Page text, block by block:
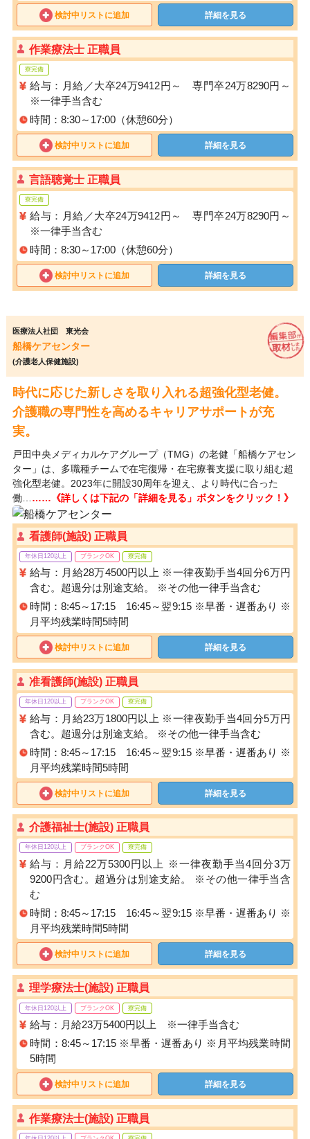
検討中リストに追加 詳細を見る
作業療法士 正職員
寮完備
給与：月給／大卒24万9412円～ 専門卒24万8290円～
※一律手当含む
時間：8:30～17:00（休憩60分）
検討中リストに追加 詳細を見る
言語聴覚士 正職員
寮完備
給与：月給／大卒24万9412円～ 専門卒24万8290円～
※一律手当含む
時間：8:30～17:00（休憩60分）
検討中リストに追加 詳細を見る
医療法人社団 東光会
船橋ケアセンター
(介護老人保健施設)
時代に応じた新しさを取り入れる超強化型老健。
介護職の専門性を高めるキャリアサポートが充
実。
戸田中央メディカルケアグループ（TMG）の老健「船橋ケアセン
ター」は、多職種チームで在宅復帰・在宅療養支援に取り組む超
強化型老健。2023年に開設30周年を迎え、より時代に合った
働… ……《詳しくは下記の「詳細を見る」ボタンをクリック！》
看護師(施設) 正職員
年休日120以上 ブランクOK 寮完備
給与：月給28万4500円以上 ※一律夜勤手当4回分6万円
含む。超過分は別途支給。 ※その他一律手当含む
時間：8:45～17:15 16:45～翌9:15 ※早番・遅番あり ※
月平均残業時間5時間
検討中リストに追加 詳細を見る
准看護師(施設) 正職員
年休日120以上 ブランクOK 寮完備
給与：月給23万1800円以上 ※一律夜勤手当4回分5万円
含む。超過分は別途支給。 ※その他一律手当含む
時間：8:45～17:15 16:45～翌9:15 ※早番・遅番あり ※
月平均残業時間5時間
検討中リストに追加 詳細を見る
介護福祉士(施設) 正職員
年休日120以上 ブランクOK 寮完備
給与：月給22万5300円以上 ※一律夜勤手当4回分3万
9200円含む。超過分は別途支給。 ※その他一律手当含
む
時間：8:45～17:15 16:45～翌9:15 ※早番・遅番あり ※
月平均残業時間5時間
検討中リストに追加 詳細を見る
理学療法士(施設) 正職員
年休日120以上 ブランクOK 寮完備
給与：月給23万5400円以上 ※一律手当含む
時間：8:45～17:15 ※早番・遅番あり ※月平均残業時間
5時間
検討中リストに追加 詳細を見る
作業療法士(施設) 正職員